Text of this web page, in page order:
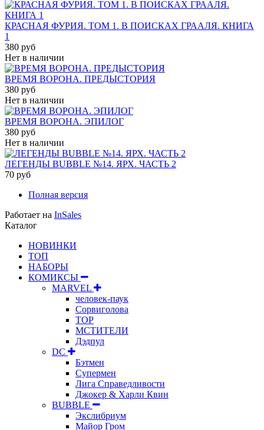
КРАСНАЯ ФУРИЯ. ТОМ 1. В ПОИСКАХ ГРААЛЯ. КНИГА
1
380 руб
Нет в наличии
ВРЕМЯ ВОРОНА. ПРЕДЫСТОРИЯ
380 руб
Нет в наличии
ВРЕМЯ ВОРОНА. ЭПИЛОГ
380 руб
Нет в наличии
ЛЕГЕНДЫ BUBBLE №14. ЯРХ. ЧАСТЬ 2
70 руб
Полная версия
Работает на InSales
Каталог
НОВИНКИ
ТОП
НАБОРЫ
КОМИКСЫ
MARVEL
человек-паук
Сорвиголова
ТОР
МСТИТЕЛИ
Дэдпул
DC
Бэтмен
Супермен
Лига Справедливости
Джокер & Харли Квин
BUBBLE
Экслибриум
Майор Гром